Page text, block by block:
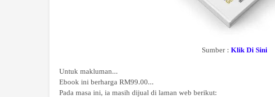
Sumber :Klik Di Sini
Untuk makluman...
Ebook ini berharga RM99.00...
Pada masa ini, ia masih dijual di laman web berikut: